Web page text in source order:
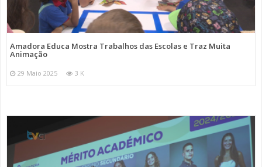
Amadora Educa Mostra Trabalhos das Escolas e Traz Muita
Animação
29 Maio 2025 3 K